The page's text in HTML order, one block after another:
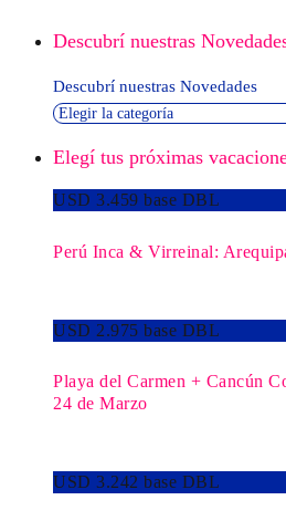
Descubrí nuestras
Descubrí nuestras Novedades
Elegí tus próximas
USD 3.459 base DBL
Perú Inca & Virreinal:
USD 2.975 base DBL
Playa del Carmen + Cancún
24 de Marzo
USD 3.242 base DBL